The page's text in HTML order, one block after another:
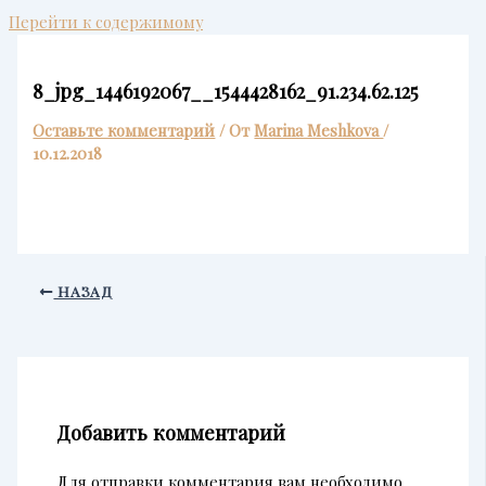
Перейти к содержимому
8_jpg_1446192067__1544428162_91.234.62.125
Оставьте комментарий / ОтMarina Meshkova /
10.12.2018
НАЗАД
Добавить комментарий